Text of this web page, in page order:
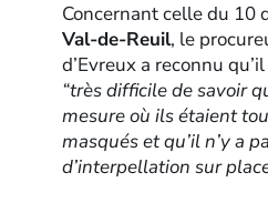
Concernant celle du 10
Val-de-Reuil, le
d’Evreux a reconnu
“très difficile de savoir
mesure où ils étaient
masqués et qu’il n’y a
d’interpellation sur